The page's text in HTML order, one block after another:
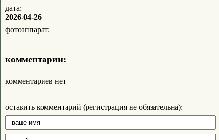
дата:
2026-04-26
фотоаппарат:
комментарии:
комментариев нет
оставить комментарий (регистрация не обязательна):